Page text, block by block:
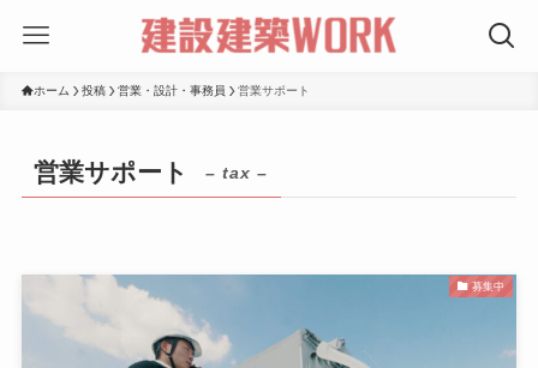
ホーム 投稿 営業・設計・事務員 営業サポート
営業サポート – tax –
募集中